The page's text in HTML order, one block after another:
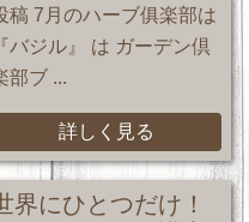
稿 7月のハーブ俱楽部は
『バジル』 は ガーデン倶
部ブ ...
詳しく見る
界にひとつだけ！